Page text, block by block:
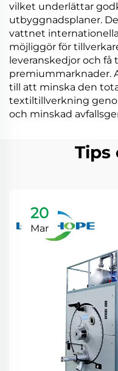
vilket underlättar
utbyggnadsplaner.
vattnet
möjliggör för
leveranskedjor och få
premiummarknader.
till att minska den
textiltillverkning
och minskad
Tips
20
Mar